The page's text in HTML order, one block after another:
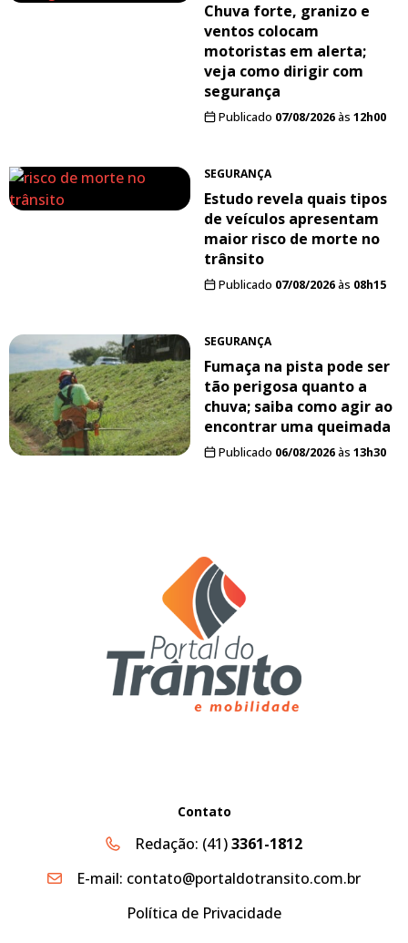
Chuva forte, granizo e
ventos colocam
motoristas em alerta;
veja como dirigir com
segurança
Publicado 07/08/2026às 12h00
SEGURANÇA
Estudo revela quais tipos
de veículos apresentam
maior risco de morte no
trânsito
Publicado 07/08/2026às 08h15
SEGURANÇA
Fumaça na pista pode ser
tão perigosa quanto a
chuva; saiba como agir ao
encontrar uma queimada
Publicado 06/08/2026às 13h30
Contato
Redação: (41)3361-1812
E-mail: contato@portaldotransito.com.br
Política de Privacidade